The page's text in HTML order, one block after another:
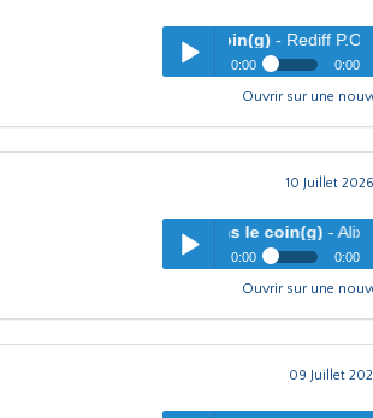
- Rediff P.ORY
0:00 0:00
L'oreille dans le
Ouvrir sur une
10 Juillet
L'oreille dans le coin(g) - Alix Guinamard
0:00 0:00
L'oreille dans le coin(g)
Ouvrir sur une
09 Juillet